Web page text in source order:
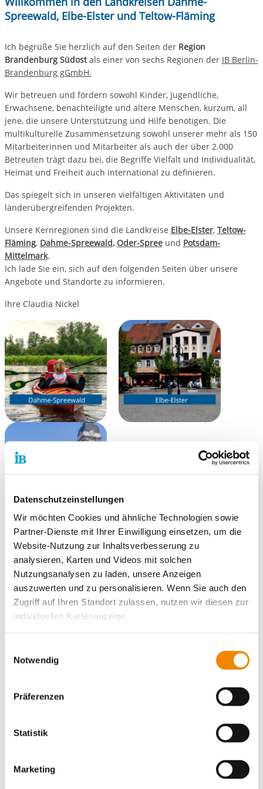
Datenschutzeinstellungen
Wir möchten Cookies und ähnliche Technologien sowie
Partner-Dienste mit Ihrer Einwilligung einsetzen, um die
Website-Nutzung zur Inhaltsverbesserung zu
analysieren, Karten und Videos mit solchen
Nutzungsanalysen zu laden, unsere Anzeigen
auszuwerten und zu personalisieren. Wenn Sie auch den
Zugriff auf Ihren Standort zulassen, nutzen wir diesen zur
individuellen Kartenanzeige.
unsere Partner Daten wie Ihre IP-Adresse und
verarbeiten diese zusammen mit Daten von anderen
Websites. Die Partner erkennen mitunter auch, wenn Sie
zum Website-Besuch verschiedene Geräte verwenden,
kann die Datenübertragung in Drittländer (insb. die USA)
nicht ausgeschlossen werden. Dort ist kein der EU
zusätzlichen Risiken für Ihre Daten führen kann.
Notwendig
Präferenzen
Statistik
Marketing
Spreewald, Elbe-Elster und Teltow-Fläming
Ich begrüße Sie herzlich auf den Seiten der Region
Brandenburg Südostals einer von sechs Regionen der IB Berlin-
Brandenburg gGmbH.
Wir betreuen und fördern sowohl Kinder, Jugendliche,
Erwachsene, benachteiligte und ältere Menschen, kurzum, all
jene, die unsere Unterstützung und Hilfe benötigen. Die
multikulturelle Zusammensetzung sowohl unserer mehr als 150
Mitarbeiterinnen und Mitarbeiter als auch der über 2.000
Betreuten trägt dazu bei, die Begriffe Vielfalt und Individualität,
Heimat und Freiheit auch international zu definieren.
Das spiegelt sich in unseren vielfältigen Aktivitäten und
länderübergreifenden Projekten.
Unsere Kernregionen sind die Landkreise Elbe-Elster, Teltow-
Fläming, Dahme-Spreewald, Oder-Spree und Potsdam-
Mittelmark.
Ich lade Sie ein, sich auf den folgenden Seiten über unsere
Angebote und Standorte zu informieren.
Ihre Claudia Nickel
Projekte und Kooperationen